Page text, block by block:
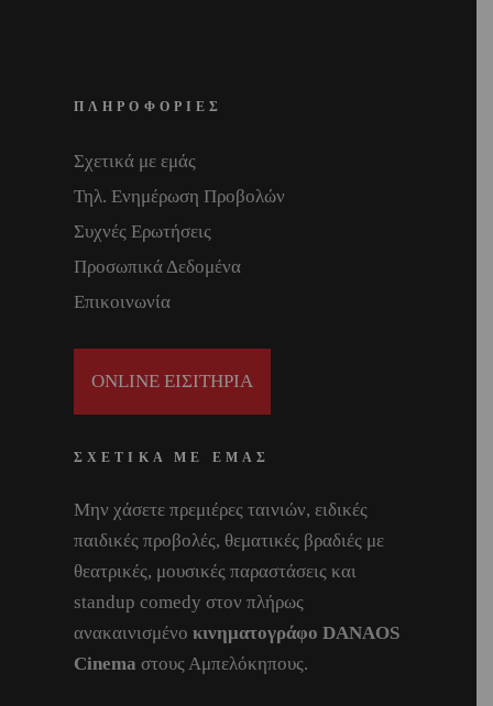
ΠΛΗΡΟΦΟΡΙΕΣ
Σχετικά με εμάς
Τηλ. Ενημέρωση Προβολών
Συχνές Ερωτήσεις
Προσωπικά Δεδομένα
Επικοινωνία
ONLINE ΕΙΣΙΤΗΡΙΑ
ΣΧΕΤΙΚΑ ΜΕ ΕΜΑΣ
Μην χάσετε πρεμιέρες ταινιών, ειδικές
παιδικές προβολές, θεματικές βραδιές με
θεατρικές, μουσικές παραστάσεις και
standup comedy στον πλήρως
ανακαινισμένο κινηματογράφο DANAOS
Cinema στους Αμπελόκηπους.